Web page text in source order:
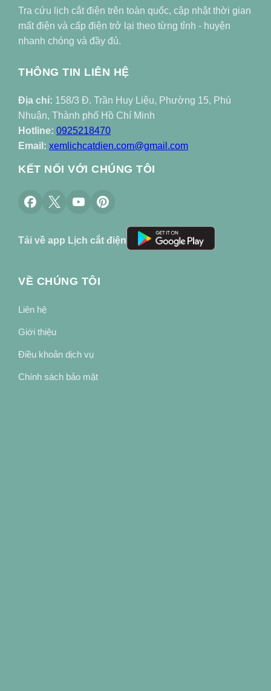
Tra cứu lịch cắt điện trên toàn quốc, cập nhật thời gian
mất điện và cấp điện trở lại theo từng tỉnh - huyện
nhanh chóng và đầy đủ.
THÔNG TIN LIÊN HỆ
Địa chỉ: 158/3 Đ. Trần Huy Liệu, Phường 15, Phú
Nhuận, Thành phố Hồ Chí Minh
Hotline: 0925218470
Email: xemlichcatdien.com@gmail.com
KẾT NỐI VỚI CHÚNG TÔI
Tải về app Lịch cắt điện
VỀ CHÚNG TÔI
Liên hệ
Giới thiệu
Điều khoản dịch vụ
Chính sách bảo mật